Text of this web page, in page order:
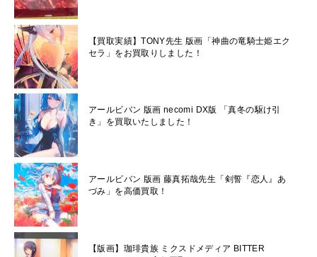
【買取実績】TONY先生 版画「神曲の竜騎士姫エク
セラ」をお買取りしました！
アールビバン 版画 necomi DX版 「真冬の駆け引
き」を買取いたしました！
アールビバン 版画 藤真拓哉先生「剣誓『恋人』あ
づみ」を高価買取！
【版画】珈琲貴族 ミクスドメディア BITTER